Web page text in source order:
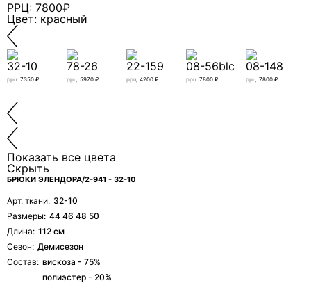
персональных данных для регистрации, создания
личного кабинета, связи и исполнения договора на
условияхПолитики конфиденциальности
РРЦ: 7800₽
Цвет: красный
32-10
ррц 7350 ₽
78-26
ррц 5970 ₽
22-159
ррц 4200 ₽
08-56blc
ррц 7800 ₽
08-148
ррц 7800 ₽
Показать все цвета
Скрыть
БРЮКИ ЭЛЕНДОРА/2-941 - 32-10
Арт. ткани: 32-10
Размеры: 44 46 48 50
Длина: 112 см
Сезон: Демисезон
Состав: вискоза - 75%
полиэстер - 20%